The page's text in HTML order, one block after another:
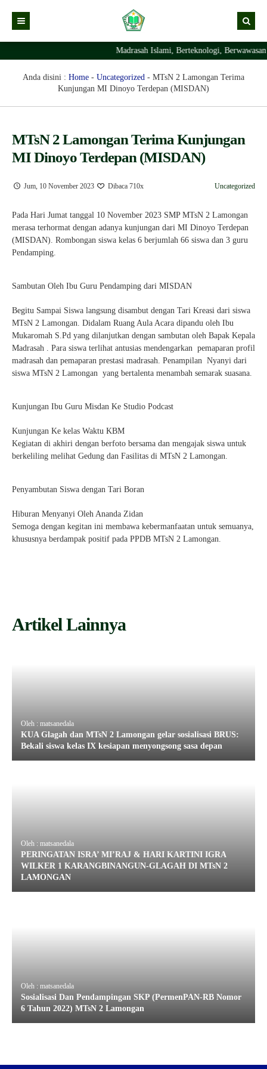
Kabar Madrasah
Profil Madrasah
Ekstrakurikuler Madrasah
Prestasi Madrasah
KURIKULUM
Struktur Organisasi Madrasah
Madrasah Islami, Berteknologi,
Anda disini : Home - Uncategorized - MTsN 2 Lamongan Terima
Kunjungan MI Dinoyo Terdepan (MISDAN)
MTsN 2 Lamongan Terima Kunjungan
MI Dinoyo Terdepan (MISDAN)
Jum, 10 November 2023 Dibaca 710x Uncategorized
Pada Hari Jumat tanggal 10 November 2023 SMP MTsN 2 Lamongan
merasa terhormat dengan adanya kunjungan dari MI Dinoyo Terdepan
(MISDAN). Rombongan siswa kelas 6 berjumlah 66 siswa dan 3 guru
Pendamping.
Sambutan Oleh Ibu Guru Pendamping dari MISDAN
Begitu Sampai Siswa langsung disambut dengan Tari Kreasi dari siswa
MTsN 2 Lamongan. Didalam Ruang Aula Acara dipandu oleh Ibu
Mukaromah S.Pd yang dilanjutkan dengan sambutan oleh Bapak Kepala
Madrasah . Para siswa terlihat antusias mendengarkan pemaparan profil
madrasah dan pemaparan prestasi madrasah. Penampilan Nyanyi dari
siswa MTsN 2 Lamongan yang bertalenta menambah semarak suasana.
Kunjungan Ibu Guru Misdan Ke Studio Podcast
Kunjungan Ke kelas Waktu KBM
Kegiatan di akhiri dengan berfoto bersama dan mengajak siswa untuk
berkeliling melihat Gedung dan Fasilitas di MTsN 2 Lamongan.
Penyambutan Siswa dengan Tari Boran
Hiburan Menyanyi Oleh Ananda Zidan
Semoga dengan kegitan ini membawa kebermanfaatan untuk semuanya,
khususnya berdampak positif pada PPDB MTsN 2 Lamongan.
Artikel Lainnya
Oleh : matsanedala
KUA Glagah dan MTsN 2 Lamongan gelar sosialisasi BRUS:
Bekali siswa kelas IX kesiapan menyongsong sasa depan
Oleh : matsanedala
PERINGATAN ISRA’ MI’RAJ & HARI KARTINI IGRA
WILKER 1 KARANGBINANGUN-GLAGAH DI MTsN 2
LAMONGAN
Oleh : matsanedala
Sosialisasi Dan Pendampingan SKP (PermenPAN-RB Nomor
6 Tahun 2022) MTsN 2 Lamongan